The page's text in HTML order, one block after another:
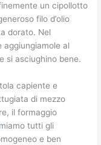
un cipollotto
filo d’olio
dorato. Nel
al
si asciughino bene.
capiente e
di mezzo
il formaggio
tutti gli
e ben